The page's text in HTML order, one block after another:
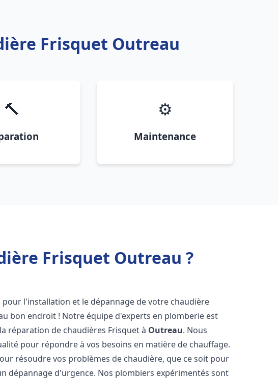
Frisquet Outreau
🔨 ⚙️
Maintenance
Frisquet Outreau ?
l'installation et le dépannage de votre chaudière
bon endroit ! Notre équipe d'experts en plomberie est
réparation de chaudières Frisquet à Outreau. Nous
pour répondre à vos besoins en matière de chauffage.
résoudre vos problèmes de chaudière, que ce soit pour
dépannage d'urgence. Nos plombiers expérimentés sont